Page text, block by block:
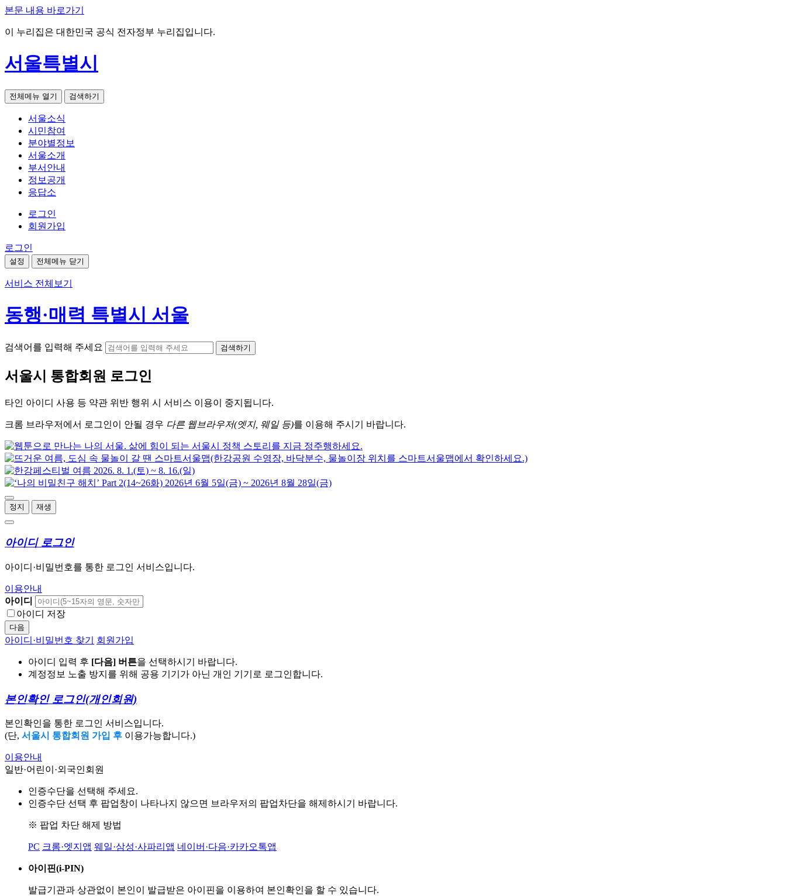
본문 내용 바로가기
이 누리집은 대한민국 공식 전자정부 누리집입니다.
서울특별시
전체메뉴 열기 검색하기
서울소식
시민참여
분야별정보
서울소개
부서안내
정보공개
응답소
로그인
회원가입
로그인
설정 전체메뉴 닫기
서비스 전체보기
동행·매력 특별시 서울
검색어를 입력해 주세요 검색하기
서울시 통합회원 로그인
타인 아이디 사용 등 약관 위반 행위 시 서비스 이용이 중지됩니다.
크롬 브라우저에서 로그인이 안될 경우 다른 웹브라우저(엣지, 웨일 등)를 이용해 주시기 바랍니다.
정지 재생
아이디 로그인
아이디·비밀번호를 통한 로그인 서비스입니다.
이용안내
아이디
아이디 저장
다음
아이디·비밀번호 찾기 회원가입
아이디 입력 후 [다음] 버튼을 선택하시기 바랍니다.
계정정보 노출 방지를 위해 공용 기기가 아닌 개인 기기로 로그인합니다.
본인확인 로그인(개인회원)
본인확인을 통한 로그인 서비스입니다.
(단, 서울시 통합회원 가입 후 이용가능합니다.)
이용안내
일반·어린이·외국인회원
인증수단을 선택해 주세요.
인증수단 선택 후 팝업창이 나타나지 않으면 브라우저의 팝업차단을 해제하시기 바랍니다.
※ 팝업 차단 해제 방법
PC 크롬·엣지앱 웨일·삼성·사파리앱 네이버·다음·카카오톡앱
아이핀(i-PIN)
발급기관과 상관없이 본인이 발급받은 아이핀을 이용하여 본인확인을 할 수 있습니다.